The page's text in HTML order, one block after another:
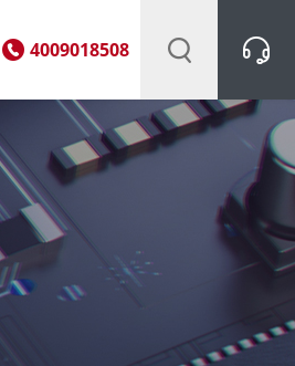
4009018508